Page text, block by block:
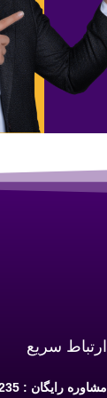
ارتباط سریع
مشاوره رایگان : 09301463235